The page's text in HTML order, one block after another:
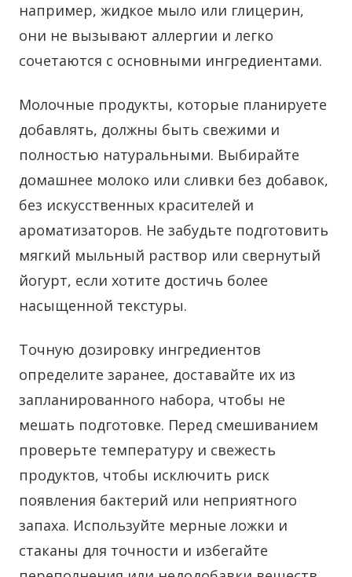
например, жидкое мыло или глицерин,
они не вызывают аллергии и легко
сочетаются с основными ингредиентами.
Молочные продукты, которые планируете
добавлять, должны быть свежими и
полностью натуральными. Выбирайте
домашнее молоко или сливки без добавок,
без искусственных красителей и
ароматизаторов. Не забудьте подготовить
мягкий мыльный раствор или свернутый
йогурт, если хотите достичь более
насыщенной текстуры.
Точную дозировку ингредиентов
определите заранее, доставайте их из
запланированного набора, чтобы не
мешать подготовке. Перед смешиванием
проверьте температуру и свежесть
продуктов, чтобы исключить риск
появления бактерий или неприятного
запаха. Используйте мерные ложки и
стаканы для точности и избегайте